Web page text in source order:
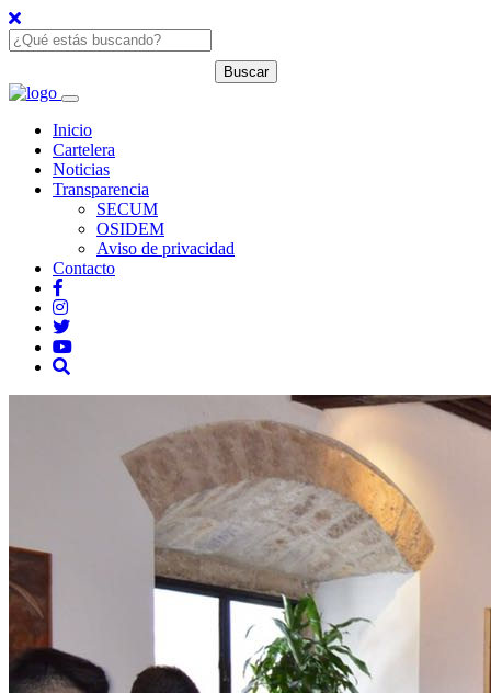
Inicio
Cartelera
Noticias
Transparencia
SECUM
OSIDEM
Aviso de privacidad
Contacto